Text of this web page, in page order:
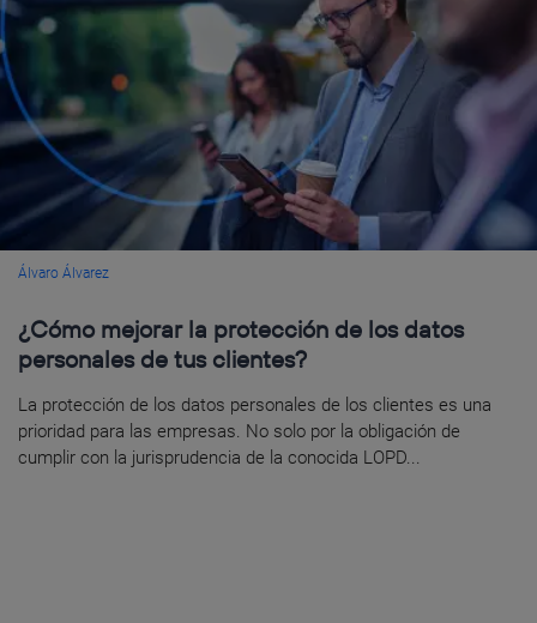
Álvaro Álvarez
¿Cómo mejorar la protección de los datos
personales de tus clientes?
La protección de los datos personales de los clientes es una
prioridad para las empresas. No solo por la obligación de
cumplir con la jurisprudencia de la conocida LOPD...